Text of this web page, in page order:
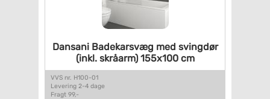
Dansani Badekarsvæg med svingdør
(inkl. skråarm)155x100 cm
VVS nr. H100-01
Levering 2-4 dage
Fragt 99,-